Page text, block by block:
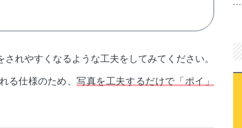
れやすくなるような工夫をしてみてください。
る仕様のため、写真を工夫するだけで「ポイ」